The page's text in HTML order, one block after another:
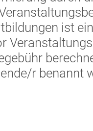
ist
r benannt